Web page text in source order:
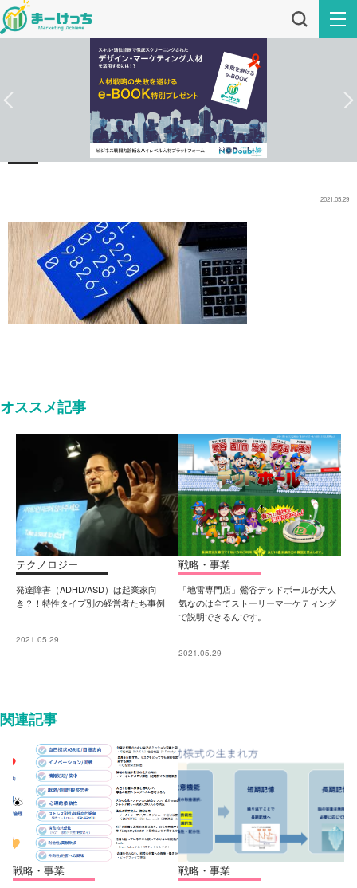
2021.05.29
オススメ記事
テクノロジー
発達障害（ADHD/ASD）は起業家向
き？！特性タイプ別の経営者たち事例
2021.05.29
戦略・事業
「地雷専門店」鶯谷デッドボールが大人
気なのは全てストーリーマーケティング
で説明できるんです。
2021.05.29
関連記事
戦略・事業 戦略・事業